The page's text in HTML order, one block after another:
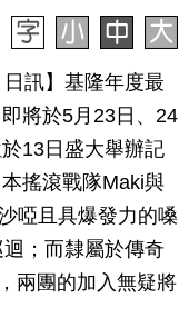
日訊】基隆年度最
將於5月23日、24
13日盛大舉辦記
搖滾戰隊Maki與
啞且具爆發力的嗓
；而隸屬於傳奇
兩團的加入無疑將